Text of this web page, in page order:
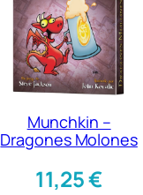
Munchkin –
Dragones Molones
11,25€